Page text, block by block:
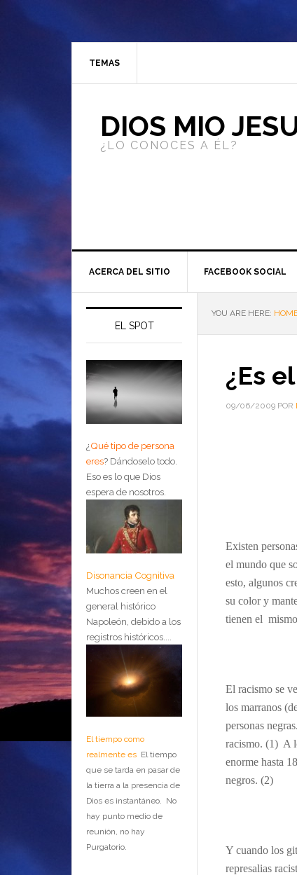
TEMAS
DIOS MIO
¿LO CONOCES A ÉL?
ACERCA DEL SITIO FACEBOOK SOCIAL
YOU ARE HERE:
¿Es
09/06/2009 POR
Existen
el mundo que
esto, algunos
su color y
tienen el
El racismo se
los marranos
personas
racismo. (1) A
enorme hasta
negros. (2)
Y cuando los
represalias
EL SPOT
¿Qué tipo de persona
eres? Dándoselo todo.
Eso es lo que Dios
espera de nosotros.
Disonancia Cognitiva
Muchos creen en el
general histórico
Napoleón, debido a los
registros históricos....
El tiempo como
realmente es El tiempo
que se tarda en pasar de
la tierra a la presencia de
Dios es instantáneo. No
hay punto medio de
reunión, no hay
Purgatorio.